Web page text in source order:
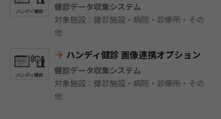
健診データ収集システム
対象施設：健診施設・病院・診療所・その
他
ハンディ健診 画像連携オプション
健診データ収集システム
対象施設：健診施設・病院・診療所・その
他